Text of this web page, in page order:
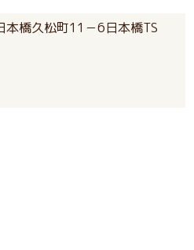
本橋久松町11－6日本橋TS